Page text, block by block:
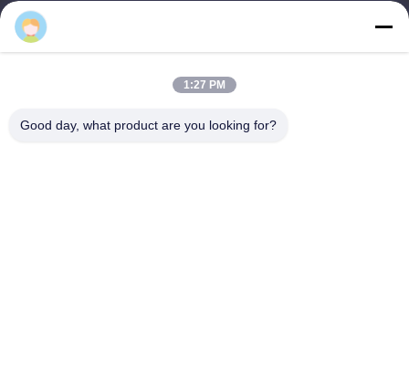
produits
Kontakt
dreieckiger Antennturm
1:27 PM
Good day, what product are you looking for?